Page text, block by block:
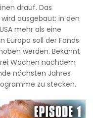
drauf. Das
ausgebaut: in den
mehr als eine
Europa soll der Fonds
werden. Bekannt
Wochen nachdem
nächsten Jahres
zu stecken.